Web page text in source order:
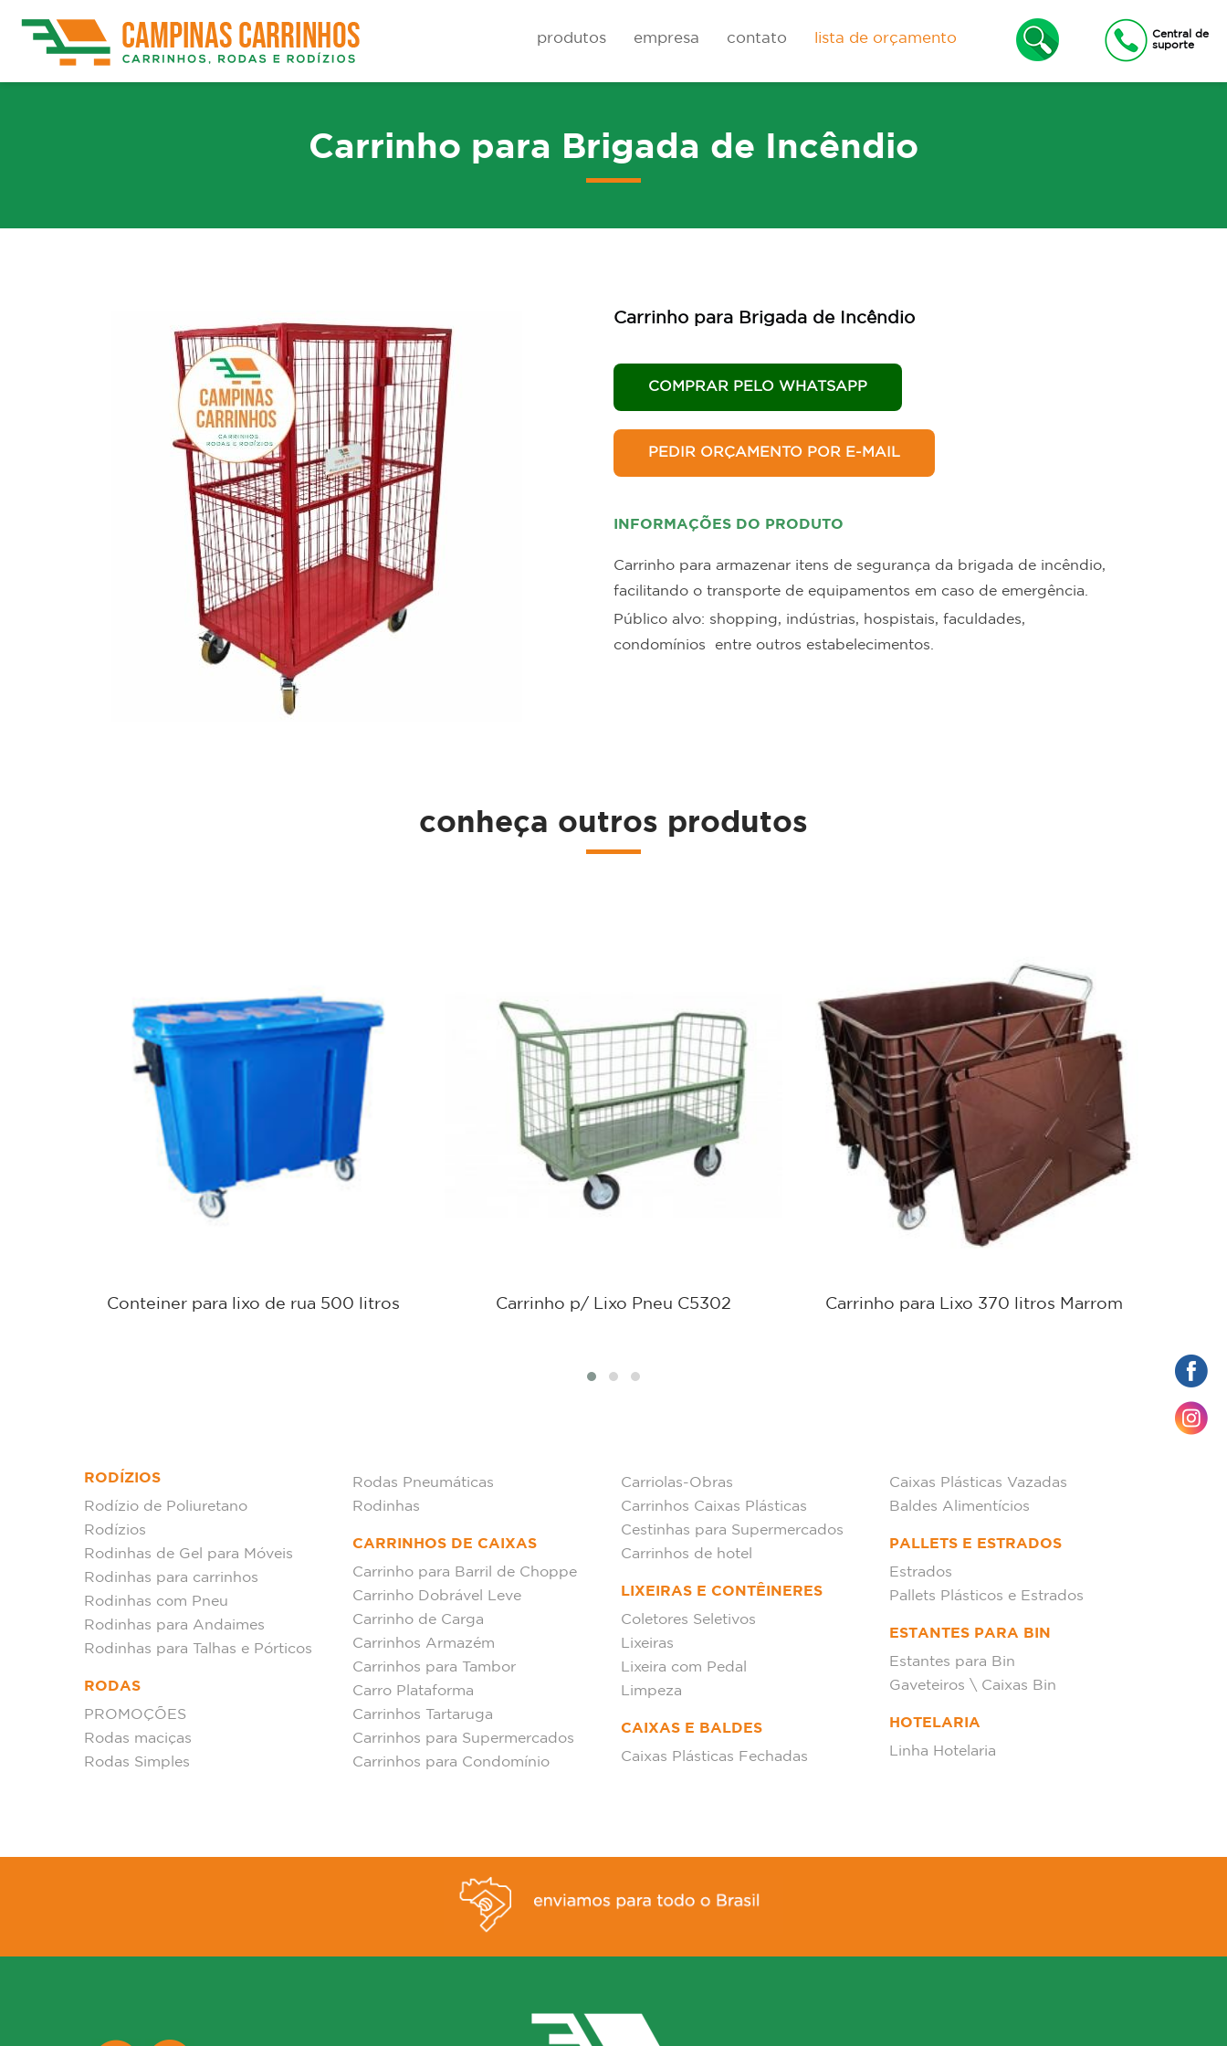
Central de
suporte
produtos
Caixas e Baldes Pallets e Estrados Estantes para Bin
empresa contato lista de orçamento
Carrinho para Brigada de Incêndio
Carrinho para Brigada de Incêndio
COMPRAR PELO WHATSAPP
PEDIR ORÇAMENTO POR E-MAIL
INFORMAÇÕES DO PRODUTO
Carrinho para armazenar itens de segurança da brigada de incêndio,
facilitando o transporte de equipamentos em caso de emergência.
Público alvo: shopping, indústrias, hospistais, faculdades,
condomínios entre outros estabelecimentos.
conheça outros produtos
Conteiner para lixo de rua 500 litros Carrinho p/ Lixo Pneu C5302 Carrinho para Lixo 370 litros Marrom
RODÍZIOS
Rodízio de Poliuretano
Rodízios
Rodinhas de Gel para Móveis
Rodinhas para carrinhos
Rodinhas com Pneu
Rodinhas para Andaimes
Rodinhas para Talhas e Pórticos
RODAS
PROMOÇÕES
Rodas maciças
Rodas Simples
Rodas Pneumáticas
Rodinhas
CARRINHOS DE CAIXAS
Carrinho para Barril de Choppe
Carrinho Dobrável Leve
Carrinho de Carga
Carrinhos Armazém
Carrinhos para Tambor
Carro Plataforma
Carrinhos Tartaruga
Carrinhos para Supermercados
Carrinhos para Condomínio
Carriolas-Obras
Carrinhos Caixas Plásticas
Cestinhas para Supermercados
Carrinhos de hotel
LIXEIRAS E CONTÊINERES
Coletores Seletivos
Lixeiras
Lixeira com Pedal
Limpeza
CAIXAS E BALDES
Caixas Plásticas Fechadas
Caixas Plásticas Vazadas
Baldes Alimentícios
PALLETS E ESTRADOS
Estrados
Pallets Plásticos e Estrados
ESTANTES PARA BIN
Estantes para Bin
Gaveteiros \ Caixas Bin
HOTELARIA
Linha Hotelaria